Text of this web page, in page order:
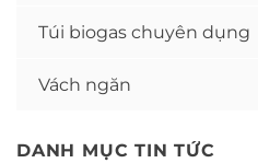
Túi biogas chuyên dụng
Vách ngăn
DANH MỤC TIN TỨC